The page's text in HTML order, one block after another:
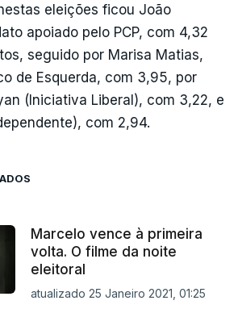
eleições ficou João
apoiado pelo PCP, com 4,32
seguido por Marisa Matias,
de Esquerda, com 3,95, por
(Iniciativa Liberal), com 3,22, e
com 2,94.
Marcelo vence à primeira
volta. O filme da noite
eleitoral
atualizado 25 Janeiro 2021, 01:25